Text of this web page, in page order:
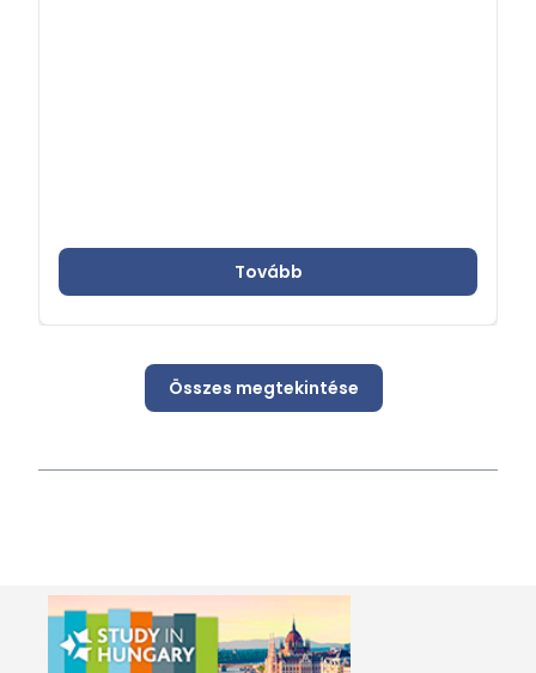
Tovább
Összes megtekintése